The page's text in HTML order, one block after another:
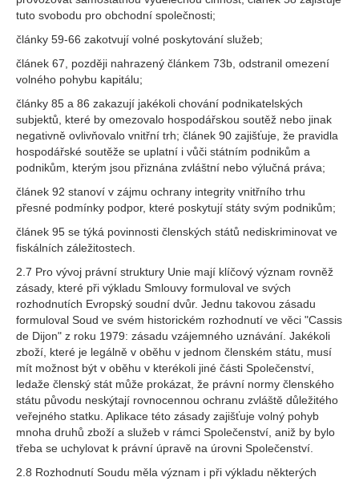
tuto svobodu pro obchodní společnosti;
články 59-66 zakotvují volné poskytování služeb;
článek 67, později nahrazený článkem 73b, odstranil omezení
volného pohybu kapitálu;
články 85 a 86 zakazují jakékoli chování podnikatelských
subjektů, které by omezovalo hospodářskou soutěž nebo jinak
negativně ovlivňovalo vnitřní trh; článek 90 zajišťuje, že pravidla
hospodářské soutěže se uplatní i vůči státním podnikům a
podnikům, kterým jsou přiznána zvláštní nebo výlučná práva;
článek 92 stanoví v zájmu ochrany integrity vnitřního trhu
přesné podmínky podpor, které poskytují státy svým podnikům;
článek 95 se týká povinnosti členských států nediskriminovat ve
fiskálních záležitostech.
2.7 Pro vývoj právní struktury Unie mají klíčový význam rovněž
zásady, které při výkladu Smlouvy formuloval ve svých
rozhodnutích Evropský soudní dvůr. Jednu takovou zásadu
formuloval Soud ve svém historickém rozhodnutí ve věci "Cassis
de Dijon" z roku 1979: zásadu vzájemného uznávání. Jakékoli
zboží, které je legálně v oběhu v jednom členském státu, musí
mít možnost být v oběhu v kterékoli jiné části Společenství,
ledaže členský stát může prokázat, že právní normy členského
státu původu neskýtají rovnocennou ochranu zvláště důležitého
veřejného statku. Aplikace této zásady zajišťuje volný pohyb
mnoha druhů zboží a služeb v rámci Společenství, aniž by bylo
třeba se uchylovat k právní úpravě na úrovni Společenství.
2.8 Rozhodnutí Soudu měla význam i při výkladu některých